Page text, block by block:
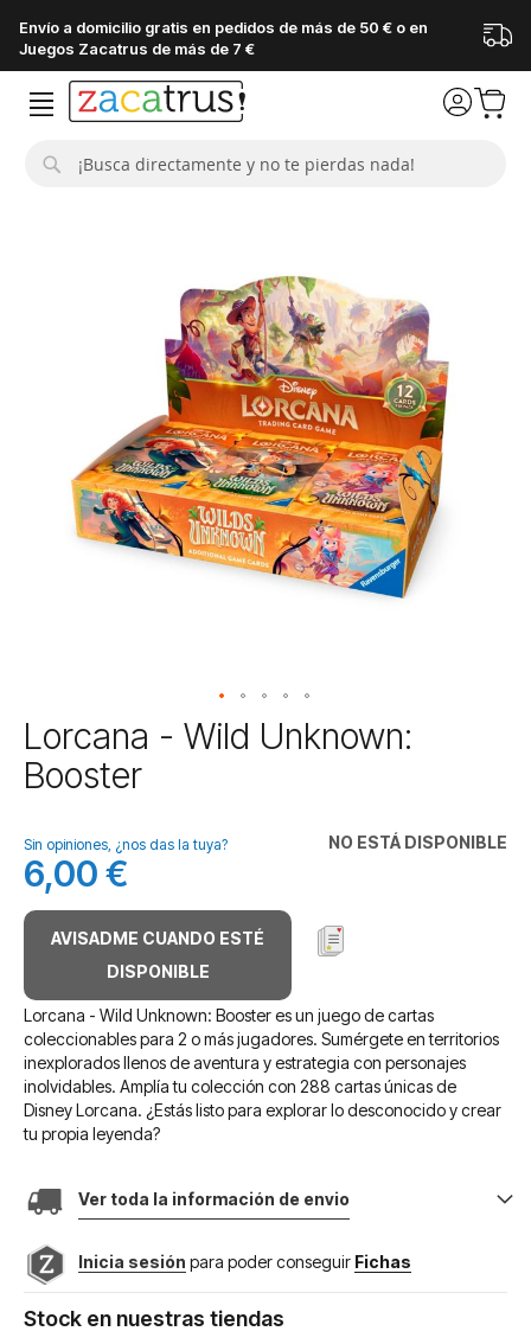
Envío a domicilio gratis en pedidos de más de 50 € o en
Juegos Zacatrus de más de 7 €
Saltar
al
comienzo
galería
de
imágenes
Lorcana - Wild Unknown:
Booster
NO ESTÁ DISPONIBLE
Sin opiniones, ¿nos das la tuya?
6,00 €
AVISADME CUANDO ESTÉ
DISPONIBLE
Lorcana - Wild Unknown: Booster es un juego de cartas
coleccionables para 2 o más jugadores. Sumérgete en territorios
inexplorados llenos de aventura y estrategia con personajes
inolvidables. Amplía tu colección con 288 cartas únicas de
Disney Lorcana. ¿Estás listo para explorar lo desconocido y crear
tu propia leyenda?
Ver toda la información de envio
Inicia sesión para poder conseguir Fichas
Stock en nuestras tiendas